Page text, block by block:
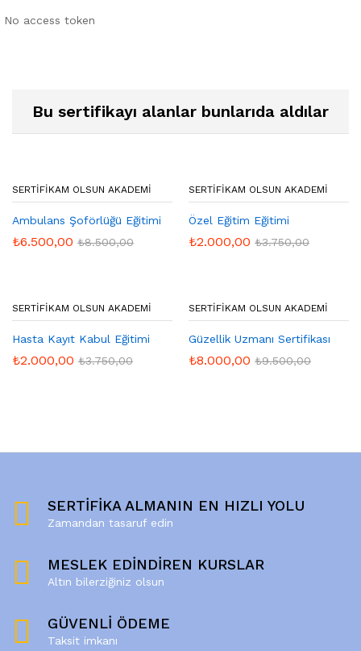
No access token
Bu sertifikayı alanlar bunlarıda aldılar
SERTIFIKAM OLSUN AKADEMI
Ambulans Şoförlüğü Eğitimi
₺6.500,00 ₺8.500,00
SERTIFIKAM OLSUN AKADEMI
Özel Eğitim Eğitimi
₺2.000,00 ₺3.750,00
SERTIFIKAM OLSUN AKADEMI
Hasta Kayıt Kabul Eğitimi
₺2.000,00 ₺3.750,00
SERTIFIKAM OLSUN AKADEMI
Güzellik Uzmanı Sertifikası
₺8.000,00 ₺9.500,00
SERTİFİKA ALMANIN EN HIZLI YOLU
Zamandan tasaruf edin
MESLEK EDİNDİREN KURSLAR
Altın bilerziğiniz olsun
GÜVENLİ ÖDEME
Taksit imkanı